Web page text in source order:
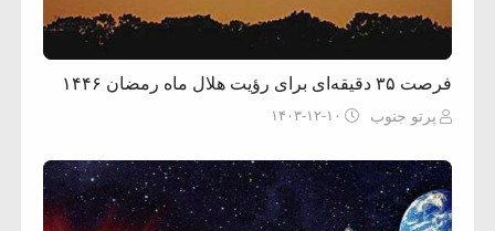
فرصت ۳۵ دقیقه‌ای برای رؤیت هلال ماه رمضان ۱۴۴۶
پرتو جنوب ۱۴۰۳-۱۲-۱۰